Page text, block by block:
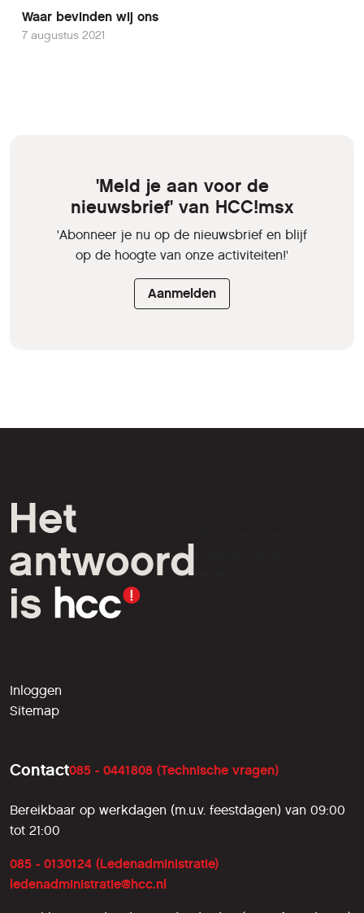
Waar bevinden wij ons
7 augustus 2021
'Meld je aan voor de
nieuwsbrief' van HCC!msx
'Abonneer je nu op de nieuwsbrief en blijf
op de hoogte van onze activiteiten!'
Aanmelden
liefhebbers.
Inloggen
Sitemap
Contact085 - 0441808 (Technische vragen)
Bereikbaar op werkdagen (m.u.v. feestdagen) van 09:00
tot 21:00
085 - 0130124 (Ledenadministratie)
ledenadministratie@hcc.nl